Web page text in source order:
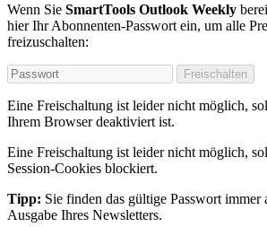
Wenn Sie SmartTools Outlook Weekly
hier Ihr Abonnenten-Passwort ein, um alle
freizuschalten:
Freischalten
Eine Freischaltung ist leider nicht möglich,
Ihrem Browser deaktiviert ist.
Eine Freischaltung ist leider nicht möglich,
Session-Cookies blockiert.
Tipp: Sie finden das gültige Passwort immer
Ausgabe Ihres Newsletters.